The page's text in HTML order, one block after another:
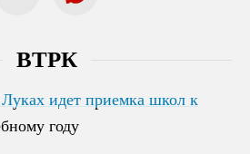
ВТРК
идет приемка школ к
году
идет приемка школ к
году